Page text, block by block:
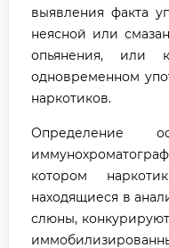
выявления факта
неясной или
опьянения, или
одновременном
наркотиков.
Определение
котором
находящиеся в
слюны,